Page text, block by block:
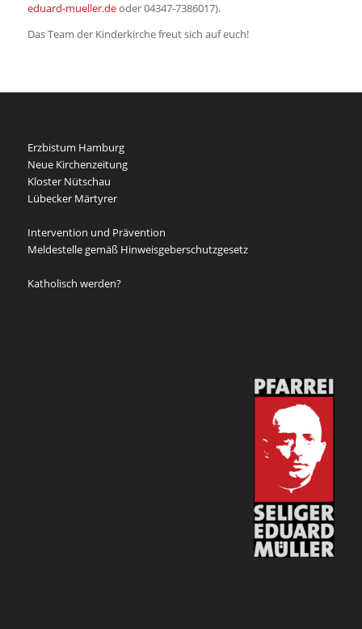
eduard-mueller.deoder 04347-7386017).
Das Team der Kinderkirche freut sich auf euch!
Erzbistum Hamburg
Neue Kirchenzeitung
Kloster Nütschau
Lübecker Märtyrer
Intervention und Prävention
Meldestelle gemäß Hinweisgeberschutzgesetz
Katholisch werden?